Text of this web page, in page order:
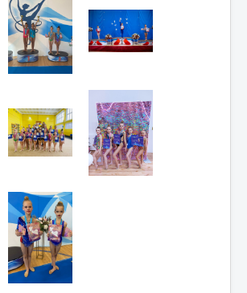
коррупции
деятельность
и защиты персональных